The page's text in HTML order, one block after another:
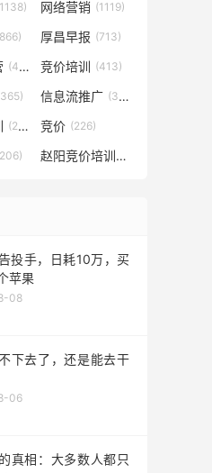
网络营销 (1119)
厚昌早报 (713)
(431) 竞价培训 (413)
信息流推广 (350)
(281) 竞价 (226)
赵阳竞价培训(194)
投手，日耗10万，买
苹果
08
下去了，还是能去干
06
真相：大多数人都只